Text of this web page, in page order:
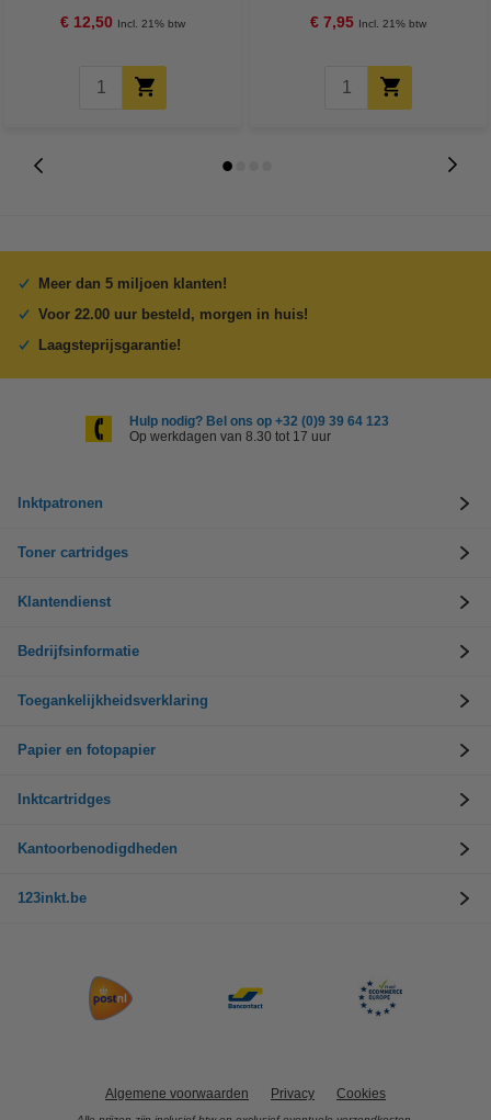
€ 12,50 Incl. 21% btw € 7,95 Incl. 21% btw
Meer dan 5 miljoen klanten!
Voor 22.00 uur besteld, morgen in huis!
Laagsteprijsgarantie!
Hulp nodig? Bel ons op +32 (0)9 39 64 123
Op werkdagen van 8.30 tot 17 uur
Inktpatronen
Toner cartridges
Klantendienst
Bedrijfsinformatie
Toegankelijkheidsverklaring
Papier en fotopapier
Inktcartridges
Kantoorbenodigdheden
123inkt.be
Algemene voorwaarden Privacy Cookies